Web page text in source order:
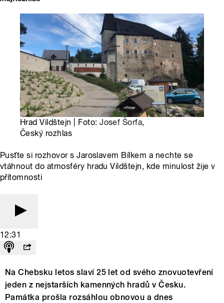
Hrad Vildštejn | Foto:Josef Šorfa,
Český rozhlas
Pusťte si rozhovor s Jaroslavem Bílkem a nechte se
vtáhnout do atmosféry hradu Vildštejn, kde minulost žije v
přítomnosti
12:31
Na Chebsku letos slaví 25 let od svého znovuotevření
jeden z nejstarších kamenných hradů v Česku.
Památka prošla rozsáhlou obnovou a dnes